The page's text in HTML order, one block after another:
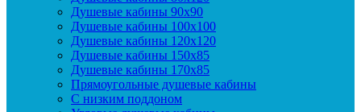
Душевые кабины 90х90
Душевые кабины 100x100
Душевые кабины 120x120
Душевые кабины 150x85
Душевые кабины 170x85
Прямоугольные душевые кабины
С низким поддоном